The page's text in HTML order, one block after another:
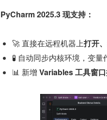
PyCharm 2025.3 现支持：
🚀 直接在远程机器上打开
🧪 自动同步内核环境，变
📊 新增 Variables 工具窗